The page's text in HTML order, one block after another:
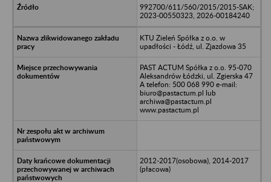
992700/611/560/2015/2015-SAK;
2023-00550323, 2026-00184240
KTU Zieleń Spółka z o.o. w
upadłości - Łódź, ul. Zjazdowa 35
PAST ACTUM Spółka z o.o. 95-070
Aleksandrów Łódzki, ul. Zgierska 47
A telefon: 500 068 990 e-mail:
biuro@pastactum.pl lub
archiwa@pastactum.pl
www.pastactum.pl
2012-2017(osobowa), 2014-2017
(płacowa)